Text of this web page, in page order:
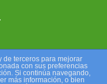
·
de terceros para mejorar
con sus preferencias
Si continúa navegando,
más información, o bien